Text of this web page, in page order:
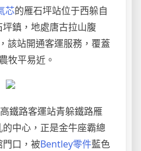
芯的雁石坪站位于西躲自
鎮，地處唐古拉山腹
該站開通客運服務，覆蓋
牧平易近。
鐵路客運站青躲鐵路雁
中心，正是金牛座霸總
門口，被Bentley零件藍色